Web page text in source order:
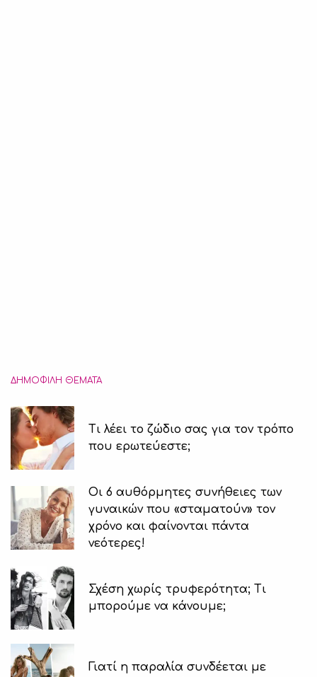
ΔΗΜΟΦΙΛΉ ΘΈΜΑΤΑ
Τι λέει το ζώδιο σας για τον τρόπο
που ερωτεύεστε;
Οι 6 αυθόρμητες συνήθειες των
γυναικών που «σταματούν» τον
χρόνο και φαίνονται πάντα
νεότερες!
Σχέση χωρίς τρυφερότητα; Τι
μπορούμε να κάνουμε;
Γιατί η παραλία συνδέεται με